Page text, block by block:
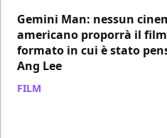
Gemini Man: nessun
americano proporrà il
formato in cui è stato
Ang Lee
FILM